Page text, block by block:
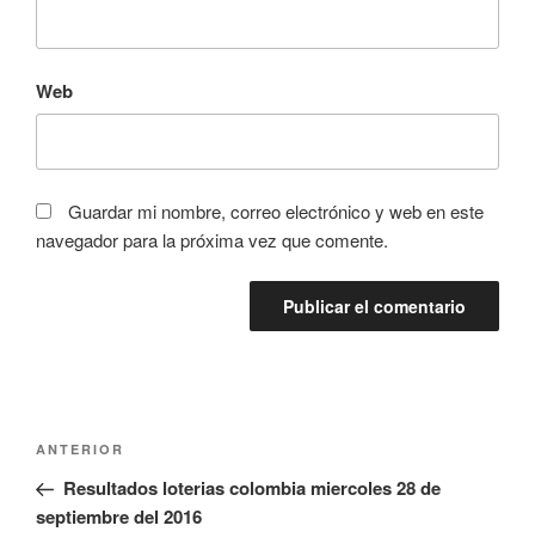
Web
Guardar mi nombre, correo electrónico y web en este
navegador para la próxima vez que comente.
Navegación
entradas
Entrada
anterior:
ANTERIOR
Resultados loterias colombia miercoles 28 de
septiembre del 2016